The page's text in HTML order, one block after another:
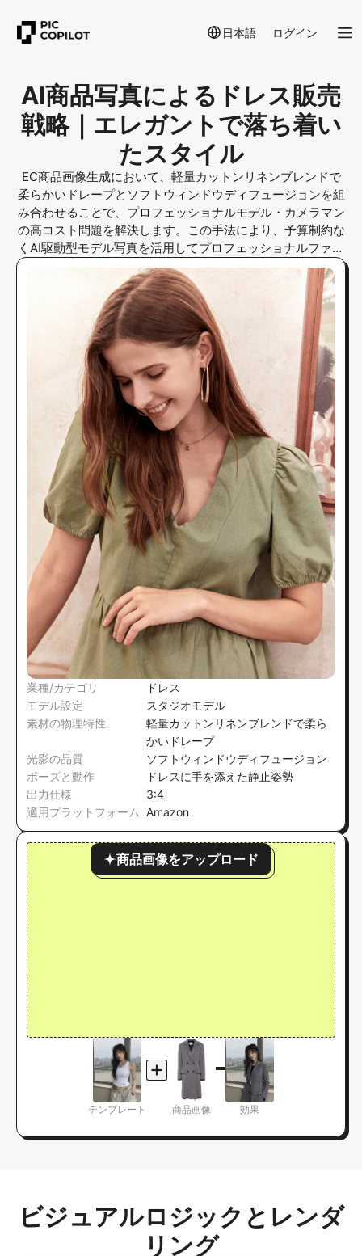
日本語 ログイン
AI商品写真によるドレス販売
戦略｜エレガントで落ち着い
たスタイル
EC商品画像生成において、軽量カットンリネンブレンドで
柔らかいドレープとソフトウィンドウディフュージョンを組
み合わせることで、プロフェッショナルモデル・カメラマン
の高コスト問題を解決します。この手法により、予算制約な
くAI駆動型モデル写真を活用してプロフェッショナルファッ
ション撮影をスケールアップ可能です。
業種/カテゴリ
ドレス
モデル設定
スタジオモデル
素材の物理特性
軽量カットンリネンブレンドで柔ら
かいドレープ
光影の品質
ソフトウィンドウディフュージョン
ポーズと動作
ドレスに手を添えた静止姿勢
出力仕様
3:4
適用プラットフォーム Amazon
商品画像をアップロード
テンプレート 商品画像 効果
ビジュアルロジックとレンダ
リング